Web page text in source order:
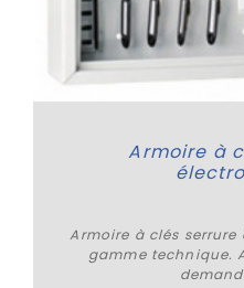
Armoire à
Armoire à clés
gamme technique.